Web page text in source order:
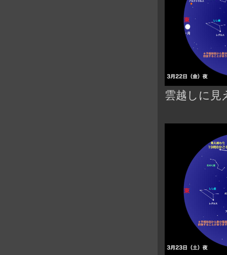
雲越しに見